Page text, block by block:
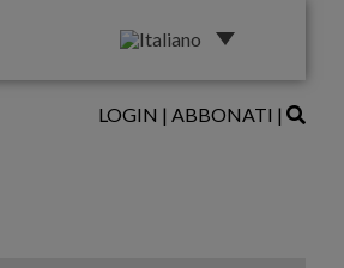
LOGIN | ABBONATI |